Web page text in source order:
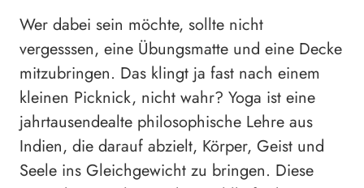
Wer dabei sein möchte, sollte nicht
vergesssen, eine Übungsmatte und eine Decke
mitzubringen. Das klingt ja fast nach einem
kleinen Picknick, nicht wahr? Yoga ist eine
jahrtausendealte philosophische Lehre aus
Indien, die darauf abzielt, Körper, Geist und
Seele ins Gleichgewicht zu bringen. Diese